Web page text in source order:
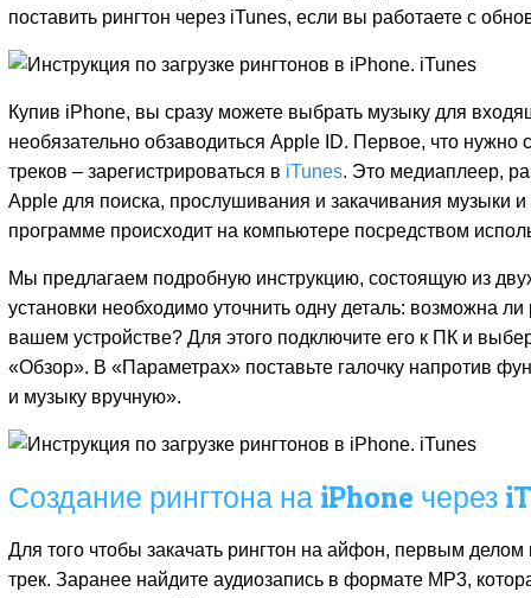
поставить рингтон через iTunes, если вы работаете с
Купив iPhone, вы сразу можете выбрать музыку для
необязательно обзаводиться Apple ID. Первое, что нужно
треков – зарегистрироваться в iTunes. Это медиаплеер,
Apple для поиска, прослушивания и закачивания музыки
программе происходит на компьютере посредством
Мы предлагаем подробную инструкцию, состоящую из
установки необходимо уточнить одну деталь: возможна
вашем устройстве? Для этого подключите его к ПК и
«Обзор». В «Параметрах» поставьте галочку напротив
и музыку вручную».
Создание рингтона на iPhone через
Для того чтобы закачать рингтон на айфон, первым
трек. Заранее найдите аудиозапись в формате MP3,